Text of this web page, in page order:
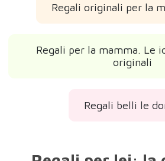
Regali originali per la
Regali per la mamma. Le
originali
Regali belli le